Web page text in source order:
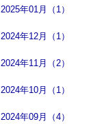
2025年01月（1）
2024年12月（1）
2024年11月（2）
2024年10月（1）
2024年09月（4）